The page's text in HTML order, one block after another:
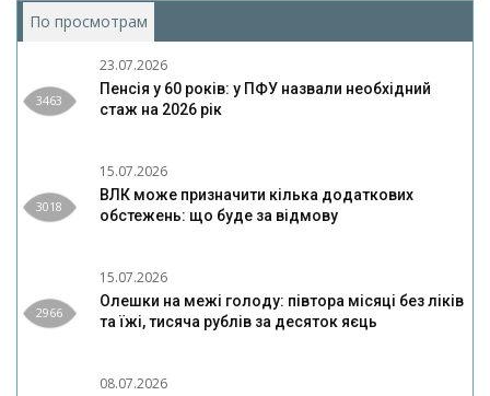
По просмотрам
3463
23.07.2026
Пенсія у 60 років: у ПФУ назвали необхідний
стаж на 2026 рік
3018
15.07.2026
ВЛК може призначити кілька додаткових
обстежень: що буде за відмову
2966
15.07.2026
Олешки на межі голоду: півтора місяці без ліків
та їжі, тисяча рублів за десяток яєць
08.07.2026